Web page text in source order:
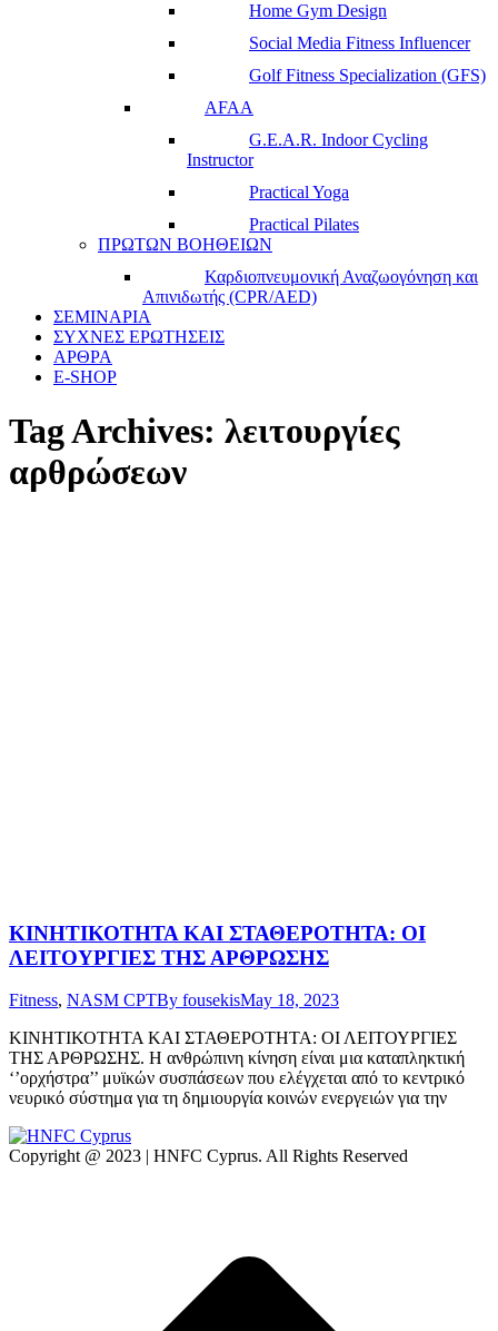
Home Gym Design
Social Media Fitness Influencer
Golf Fitness Specialization (GFS)
AFAA
G.E.A.R. Indoor Cycling
Instructor
Practical Yoga
Practical Pilates
ΠΡΩΤΩΝ ΒΟΗΘΕΙΩΝ
Καρδιοπνευμονική Αναζωογόνηση και
Απινιδωτής (CPR/AED)
ΣΕΜΙΝΑΡΙΑ
ΣΥΧΝΕΣ ΕΡΩΤΗΣΕΙΣ
ΑΡΘΡΑ
E-SHOP
Tag Archives: λειτουργίες
αρθρώσεων
ΚΙΝΗΤΙΚΟΤΗΤΑ ΚΑΙ ΣΤΑΘΕΡΟΤΗΤΑ: ΟΙ
ΛΕΙΤΟΥΡΓΙΕΣ ΤΗΣ ΑΡΘΡΩΣΗΣ
Fitness, NASM CPTBy fousekisMay 18, 2023
ΚΙΝΗΤΙΚΟΤΗΤΑ ΚΑΙ ΣΤΑΘΕΡΟΤΗΤΑ: ΟΙ ΛΕΙΤΟΥΡΓΙΕΣ
ΤΗΣ ΑΡΘΡΩΣΗΣ. Η ανθρώπινη κίνηση είναι μια καταπληκτική
‘’ορχήστρα’’ μυϊκών συσπάσεων που ελέγχεται από το κεντρικό
νευρικό σύστημα για τη δημιουργία κοινών ενεργειών για την
Copyright @ 2023 | HNFC Cyprus. All Rights Reserved